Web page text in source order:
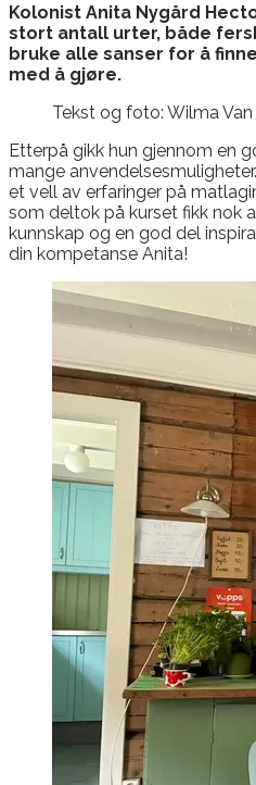
Kolonist Anita Nygård
stort antall urter, både
bruke alle sanser for å
med å gjøre.
Tekst og foto: Wilma Van
Etterpå gikk hun gjennom en
mange
et vell av erfaringer på
som deltok på kurset fikk nok
kunnskap og en god del
din kompetanse Anita!